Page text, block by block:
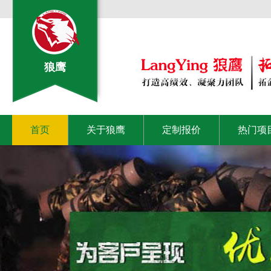
狼鹰
首页 关于狼鹰 定制报价 热门项